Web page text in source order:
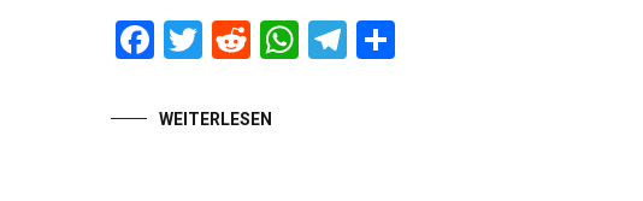
Facebook
Twitter
RedditWhatsApp
Telegram
WEITERLESEN